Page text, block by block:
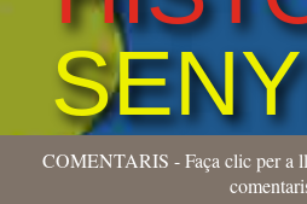
COMENTARIS - Faça clic per a